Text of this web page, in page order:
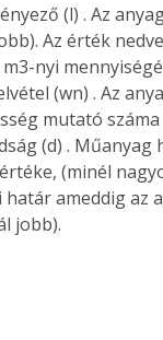
(l) . Az
Az érték
nyi
(wn) . Az
mutató
(d) . Műanyag
(minél
ameddig az
jobb).